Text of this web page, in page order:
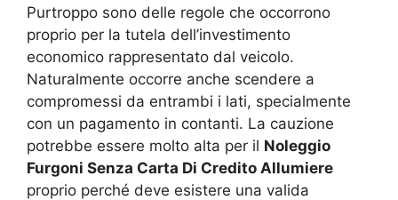
Purtroppo sono delle regole che occorrono
proprio per la tutela dell’investimento
economico rappresentato dal veicolo.
Naturalmente occorre anche scendere a
compromessi da entrambi i lati, specialmente
con un pagamento in contanti. La cauzione
potrebbe essere molto alta per il Noleggio
Furgoni Senza Carta Di Credito Allumiere
proprio perché deve esistere una valida